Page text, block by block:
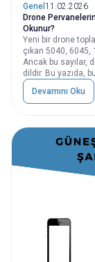
Genel 11.02.2026
Drone
Okunur?
Yeni bir drone
çıkan 5040, 6045,
Ancak bu sayılar,
dildir. Bu yazıda,
9045 ölçüsü
Devamını Oku